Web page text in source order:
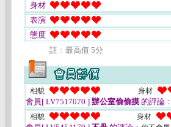
身材
表演
態度
註﹕最高值 5分
相貌 身材
會員[ LV7517070 ] 辦公室偷偷摸 的評論：
相貌 身材